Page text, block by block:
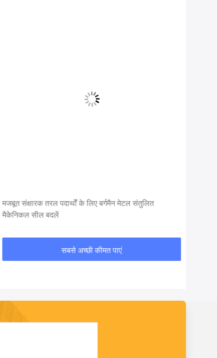
मजबूत संक्षारक तरल पदार्थों के लिए बर्गमैन मेटल संतुलित
मैकेनिकल सील बदलें
सबसे अच्छी कीमत पाएं